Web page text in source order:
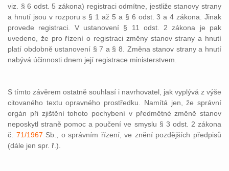
viz. § 6 odst. 5 zákona) registraci odmítne, jestliže stanovy strany
a hnutí jsou v rozporu s § 1 až 5 a § 6 odst. 3 a 4 zákona. Jinak
provede registraci. V ustanovení § 11 odst. 2 zákona je pak
uvedeno, že pro řízení o registraci změny stanov strany a hnutí
platí obdobně ustanovení § 7 a § 8. Změna stanov strany a hnutí
nabývá účinnosti dnem její registrace ministerstvem.
S tímto závěrem ostatně souhlasí i navrhovatel, jak vyplývá z výše
citovaného textu opravného prostředku. Namítá jen, že správní
orgán při zjištění tohoto pochybení v předmětné změně stanov
neposkytl straně pomoc a poučení ve smyslu § 3 odst. 2 zákona
č. 71/1967 Sb., o správním řízení, ve znění pozdějších předpisů
(dále jen spr. ř.).